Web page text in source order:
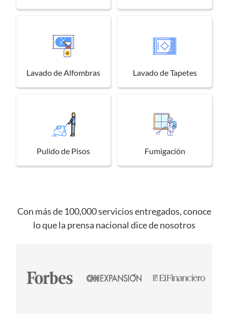
Lavado de Alfombras Lavado de Tapetes
Pulido de Pisos Fumigación
Con más de 100,000 servicios entregados, conoce
lo que la prensa nacional dice de nosotros